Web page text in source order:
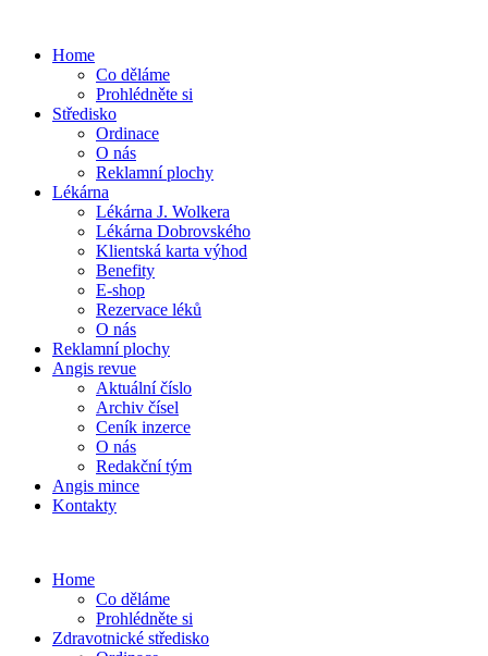
Home
Co děláme
Prohlédněte si
Středisko
Ordinace
O nás
Reklamní plochy
Lékárna
Lékárna J. Wolkera
Lékárna Dobrovského
Klientská karta výhod
Benefity
E-shop
Rezervace léků
O nás
Reklamní plochy
Angis revue
Aktuální číslo
Archiv čísel
Ceník inzerce
O nás
Redakční tým
Angis mince
Kontakty
Home
Co děláme
Prohlédněte si
Zdravotnické středisko